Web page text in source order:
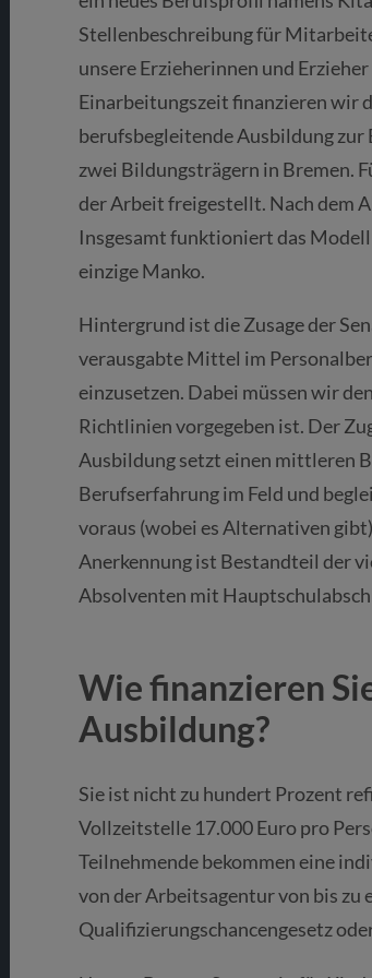
Stellenbeschreibung für
unsere Erzieherinnen und
Einarbeitungszeit finanzieren wir
berufsbegleitende Ausbildung
zwei Bildungsträgern in Bremen.
der Arbeit freigestellt. Nach dem
Insgesamt funktioniert das
einzige Manko.
Hintergrund ist die Zusage der
verausgabte Mittel im
einzusetzen. Dabei müssen wir
Richtlinien vorgegeben ist. Der
Ausbildung setzt einen mittleren
Berufserfahrung im Feld und
voraus (wobei es Alternativen
Anerkennung ist Bestandteil der
Absolventen mit
Wie finanzieren
Ausbildung?
Sie ist nicht zu hundert Prozent
Vollzeitstelle 17.000 Euro pro
Teilnehmende bekommen eine
von der Arbeitsagentur von bis zu
Qualifizierungschancengesetz